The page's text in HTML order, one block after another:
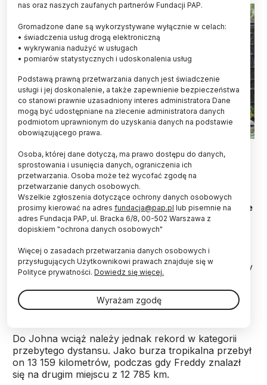
Cyklon Freddy, który na przełomie lutego i marca
2023 roku siał spustoszenie w południowej części
Afryki, został uznany za najdłużej utrzymujący się
cyklon tropikalny w historii pomiarów – ogłosiła we
wtorek Światowa Organizacja Meteorologiczna
(WMO), agencja ONZ z siedzibą w Genewie.
Status Freddy’ego utrzymywał się na poziomie burzy
tropikalnej lub wyższym przez 36 dni, co oznacza,
że o ponad sześć dni pobił rekord należący do
cyklonu John z 1994 roku.
Do Johna wciąż należy jednak rekord w kategorii
przebytego dystansu. Jako burza tropikalna przebył
on 13 159 kilometrów, podczas gdy Freddy znalazł
się na drugim miejscu z 12 785 km.
nas oraz naszych zaufanych partnerów Fundacji PAP.
Gromadzone dane są wykorzystywane wyłącznie w celach:
• świadczenia usług drogą elektroniczną
• wykrywania nadużyć w usługach
• pomiarów statystycznych i udoskonalenia usług
Podstawą prawną przetwarzania danych jest świadczenie
usługi i jej doskonalenie, a także zapewnienie bezpieczeństwa
co stanowi prawnie uzasadniony interes administratora Dane
mogą być udostępniane na zlecenie administratora danych
podmiotom uprawnionym do uzyskania danych na podstawie
obowiązującego prawa.
Osoba, której dane dotyczą, ma prawo dostępu do danych,
sprostowania i usunięcia danych, ograniczenia ich
przetwarzania. Osoba może też wycofać zgodę na
przetwarzanie danych osobowych.
Wszelkie zgłoszenia dotyczące ochrony danych osobowych
prosimy kierować na adres fundacja@pap.pl lub pisemnie na
adres Fundacja PAP, ul. Bracka 6/8, 00-502 Warszawa z
dopiskiem "ochrona danych osobowych"
Więcej o zasadach przetwarzania danych osobowych i
przysługujących Użytkownikowi prawach znajduje się w
Polityce prywatności. Dowiedz się więcej.
Wyrażam zgodę